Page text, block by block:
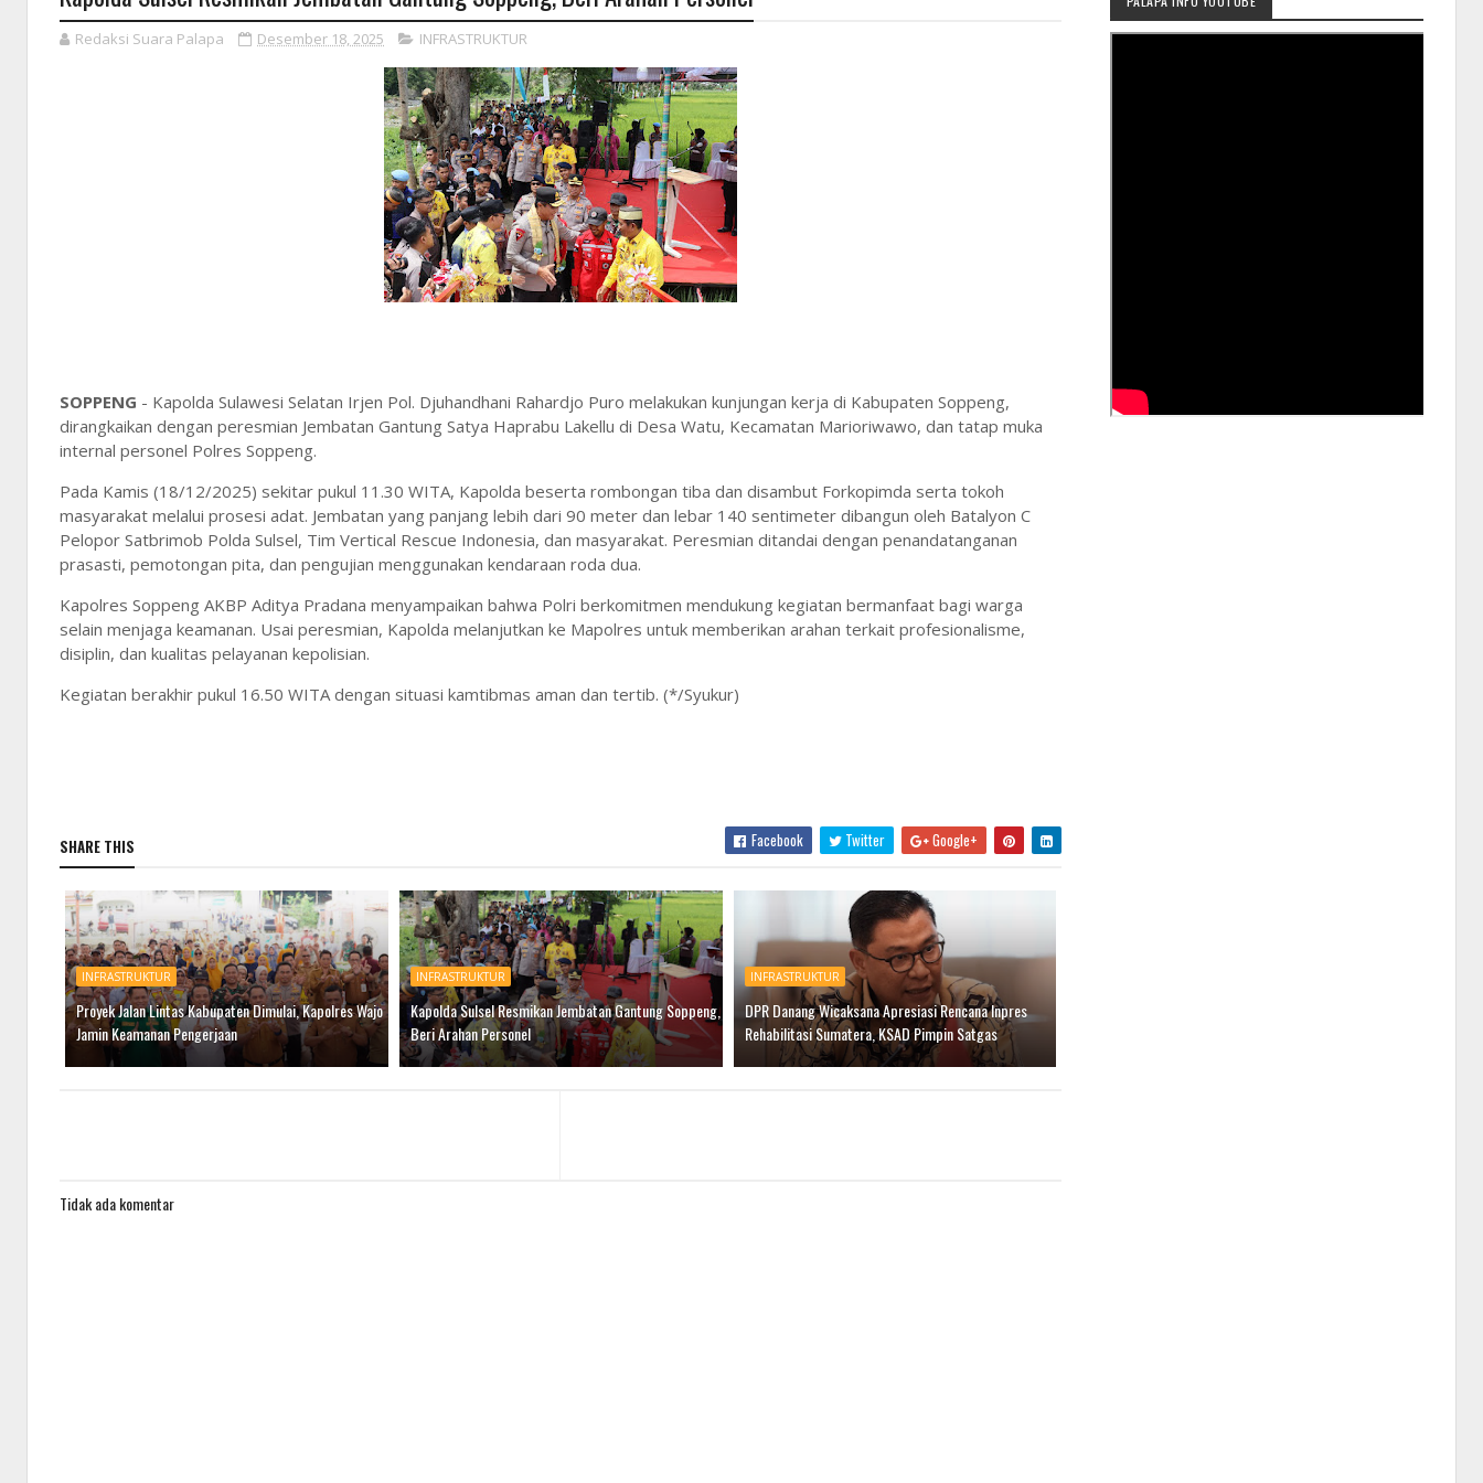
Redaksi Suara Palapa Desember 18, 2025 INFRASTRUKTUR
SOPPENG - Kapolda Sulawesi Selatan Irjen Pol. Djuhandhani Rahardjo Puro melakukan kunjungan kerja di Kabupaten Soppeng,
dirangkaikan dengan peresmian Jembatan Gantung Satya Haprabu Lakellu di Desa Watu, Kecamatan Marioriwawo, dan tatap muka
internal personel Polres Soppeng.
Pada Kamis (18/12/2025) sekitar pukul 11.30 WITA, Kapolda beserta rombongan tiba dan disambut Forkopimda serta tokoh
masyarakat melalui prosesi adat. Jembatan yang panjang lebih dari 90 meter dan lebar 140 sentimeter dibangun oleh Batalyon C
Pelopor Satbrimob Polda Sulsel, Tim Vertical Rescue Indonesia, dan masyarakat. Peresmian ditandai dengan penandatanganan
prasasti, pemotongan pita, dan pengujian menggunakan kendaraan roda dua.
Kapolres Soppeng AKBP Aditya Pradana menyampaikan bahwa Polri berkomitmen mendukung kegiatan bermanfaat bagi warga
selain menjaga keamanan. Usai peresmian, Kapolda melanjutkan ke Mapolres untuk memberikan arahan terkait profesionalisme,
disiplin, dan kualitas pelayanan kepolisian.
Kegiatan berakhir pukul 16.50 WITA dengan situasi kamtibmas aman dan tertib. (*/Syukur)
SHARE THIS Facebook Twitter Google+
INFRASTRUKTUR
Proyek Jalan Lintas Kabupaten Dimulai, Kapolres Wajo
Jamin Keamanan Pengerjaan
INFRASTRUKTUR
Kapolda Sulsel Resmikan Jembatan Gantung Soppeng,
Beri Arahan Personel
INFRASTRUKTUR
DPR Danang Wicaksana Apresiasi Rencana Inpres
Rehabilitasi Sumatera, KSAD Pimpin Satgas
Tidak ada komentar